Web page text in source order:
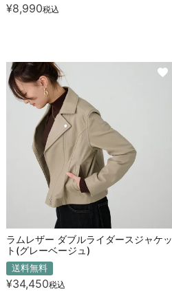
¥8,990税込
ラムレザー ダブルライダースジャケッ
ト(グレーベージュ)
送料無料
¥34,450税込